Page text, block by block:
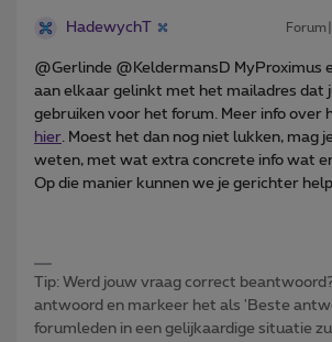
HadewychT
​@Gerlinde @KeldermansD MyProximus
aan elkaar gelinkt met het mailadres dat
gebruiken voor het forum. Meer info over
hier . Moest het dan nog niet lukken, mag
weten, met wat extra concrete info wat
Op die manier kunnen we je gerichter
Tip: Werd jouw vraag correct beantwoord?
antwoord en markeer het als 'Beste
forumleden in een gelijkaardige situatie